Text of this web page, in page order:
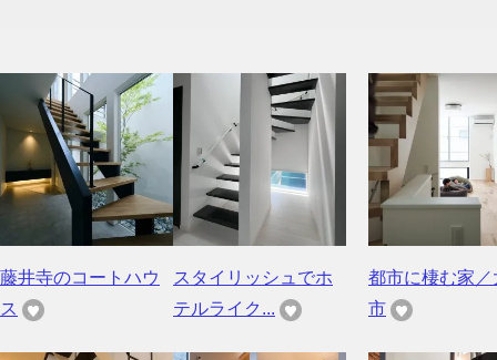
藤井寺のコートハウ
ス
スタイリッシュでホ
テルライク...
都市に棲む家／
市